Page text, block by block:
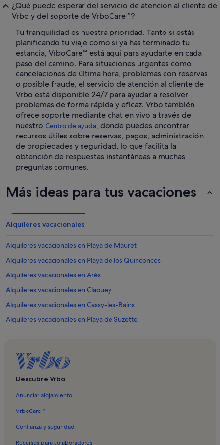
¿Qué puedo esperar del servicio de atención al cliente de
Vrbo y del soporte de VrboCare™?
Tu tranquilidad es nuestra prioridad. Tanto si estás
planificando tu viaje como si ya has terminado tu
estancia, VrboCare™ está aquí para ayudarte en cada
paso del camino. Para situaciones urgentes como
cancelaciones de última hora, problemas con reservas
o posible fraude, el servicio de atención al cliente de
Vrbo está disponible 24/7 para ayudar a resolver
problemas de forma rápida y eficaz. Vrbo también
ofrece soporte mediante chat en vivo a través de
nuestro Centro de ayuda, donde puedes encontrar
recursos útiles sobre reservas, pagos, administración
de propiedades y seguridad, lo que facilita la
obtención de respuestas instantáneas a muchas
preguntas comunes.
Más ideas para tus vacaciones
Alquileres vacacionales
Alquileres vacacionales en Playa de Mauret
Alquileres vacacionales en Playa de los Quinconces
Alquileres vacacionales en Arès
Alquileres vacacionales en Claouey
Alquileres vacacionales en Cassy-les-Bains
Alquileres vacacionales en Playa de Suzette
Alquileres vacacionales en Taussat
Alquileres vacacionales en Casino de Arcachon
Alquileres vacacionales en Cuenca de Arcachon Norte
Alquileres vacacionales en Andernos-les-Bains
Alquileres vacacionales en Playa de Betey
Alquileres vacacionales en Playa del Muelle
Descubre Vrbo
Anunciar alojamiento
VrboCare™
Confianza y seguridad
Recursos para colaboradores